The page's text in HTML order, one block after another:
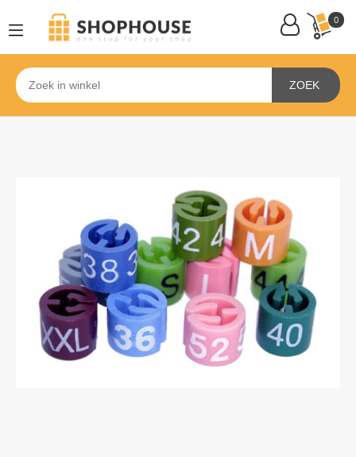
0
ZOEK